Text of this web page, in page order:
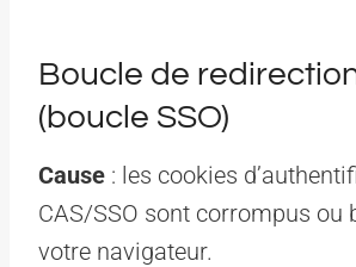
Boucle de
(boucle SSO)
Cause : les cookies
CAS/SSO sont corrompus ou
votre navigateur.